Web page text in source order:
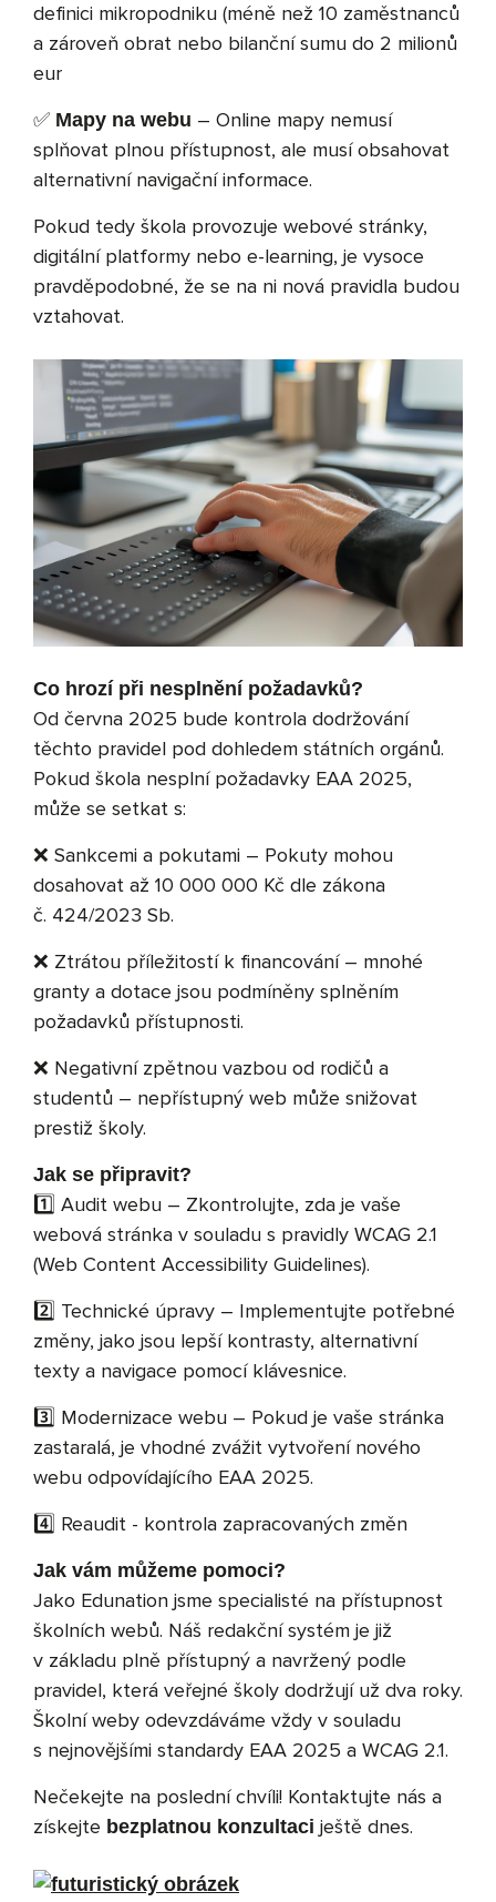
definici mikropodniku (méně než 10 zaměstnanců
a zároveň obrat nebo bilanční sumu do 2 milionů
eur
✅ Mapy na webu – Online mapy nemusí
splňovat plnou přístupnost, ale musí obsahovat
alternativní navigační informace.
Pokud tedy škola provozuje webové stránky,
digitální platformy nebo e-learning, je vysoce
pravděpodobné, že se na ni nová pravidla budou
vztahovat.
Co hrozí při nesplnění požadavků?
Od června 2025 bude kontrola dodržování
těchto pravidel pod dohledem státních orgánů.
Pokud škola nesplní požadavky EAA 2025,
může se setkat s:
❌ Sankcemi a pokutami – Pokuty mohou
dosahovat až 10 000 000 Kč dle zákona
č. 424/2023 Sb.
❌ Ztrátou příležitostí k financování – mnohé
granty a dotace jsou podmíněny splněním
požadavků přístupnosti.
❌ Negativní zpětnou vazbou od rodičů a
studentů – nepřístupný web může snižovat
prestiž školy.
Jak se připravit?
1️⃣ Audit webu – Zkontrolujte, zda je vaše
webová stránka v souladu s pravidly WCAG 2.1
(Web Content Accessibility Guidelines).
2️⃣ Technické úpravy – Implementujte potřebné
změny, jako jsou lepší kontrasty, alternativní
texty a navigace pomocí klávesnice.
3️⃣ Modernizace webu – Pokud je vaše stránka
zastaralá, je vhodné zvážit vytvoření nového
webu odpovídajícího EAA 2025.
4️⃣ Reaudit - kontrola zapracovaných změn
Jak vám můžeme pomoci?
Jako Edunation jsme specialisté na přístupnost
školních webů. Náš redakční systém je již
v základu plně přístupný a navržený podle
pravidel, která veřejné školy dodržují už dva roky.
Školní weby odevzdáváme vždy v souladu
s nejnovějšími standardy EAA 2025 a WCAG 2.1.
Nečekejte na poslední chvíli! Kontaktujte nás a
získejte bezplatnou konzultaci ještě dnes.